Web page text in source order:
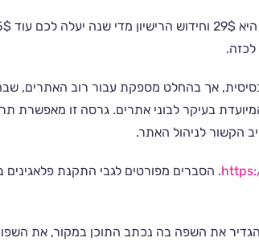
בסיסית, אך בהחלט מספקת עבור רוב האתרים,
בעיקר לבוני אתרים. גרסה זו מאפשרת
הקשור לניהול האתר.
. הסברים מפורטים לגבי התקנת
את השפה בה נכתב התוכן במקור, את